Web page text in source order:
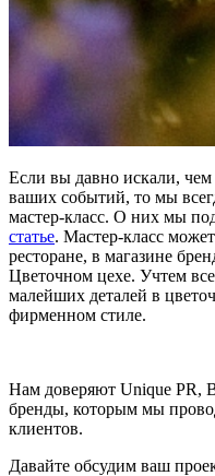
Если вы давно искали, чем
ваших событий, то мы
мастер-класс. О них мы
статье. Мастер-класс
ресторане, в магазине
Цветочном цехе. Учтем
малейших деталей в
фирменном стиле.
Нам доверяют Unique PR,
бренды, которым мы
клиентов.
Давайте обсудим ваш